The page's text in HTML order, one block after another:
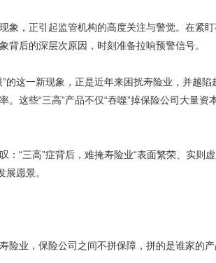
，正引起监管机构的高度关注与警觉。在紧盯
背后的深层次原因，时刻准备拉响预警信号。
这一新现象，正是近年来困扰寿险业，并越陷
。这些“三高”产品不仅“吞噬”掉保险公司大量
“三高”症背后，难掩寿险业“表面繁荣、实则
展愿景。
业，保险公司之间不拼保障，拼的是谁家的产